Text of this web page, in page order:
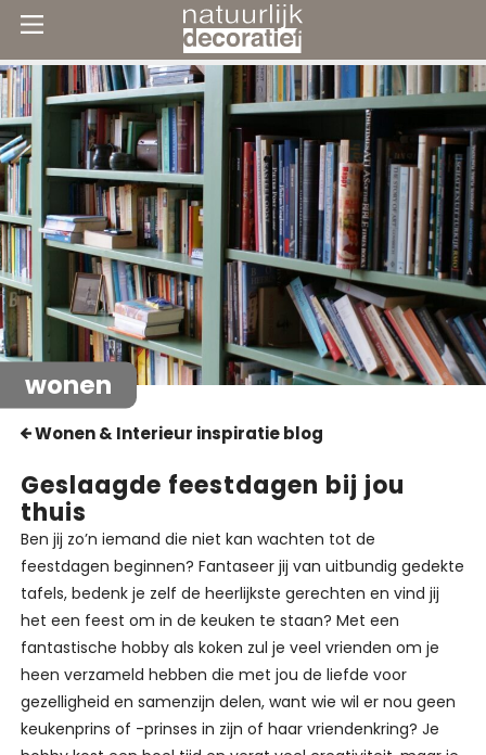
wonen
Wonen & Interieur inspiratie blog
Geslaagde feestdagen bij jou
thuis
Ben jij zo’n iemand die niet kan wachten tot de
feestdagen beginnen? Fantaseer jij van uitbundig gedekte
tafels, bedenk je zelf de heerlijkste gerechten en vind jij
het een feest om in de keuken te staan? Met een
fantastische hobby als koken zul je veel vrienden om je
heen verzameld hebben die met jou de liefde voor
gezelligheid en samenzijn delen, want wie wil er nou geen
keukenprins of -prinses in zijn of haar vriendenkring? Je